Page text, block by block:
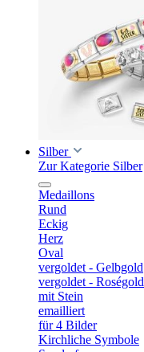
Silber
Zur Kategorie Silber
Medaillons
Rund
Eckig
Herz
Oval
vergoldet - Gelbgold
vergoldet - Roségold
mit Stein
emailliert
für 4 Bilder
Kirchliche Symbole